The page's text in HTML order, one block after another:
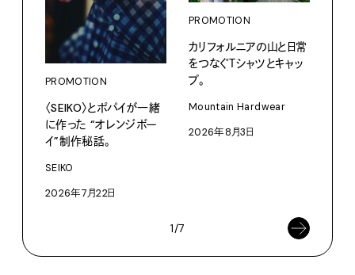
PROMOTION
〈SEIKO〉とポパイが一緒
に作った “オレンジボー
イ”制作秘話。
SEIKO
2026年7月22日
PROMOTION
カリフォルニアの山と日常
をつなぐＴシャツとキャッ
プ。
Mountain Hardwear
2026年8月3日
1/7